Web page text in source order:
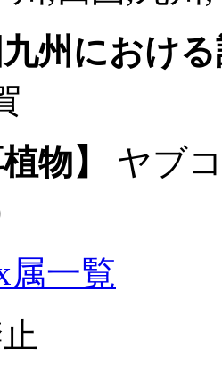
九州におけ
物】
ヤブ
属一覧